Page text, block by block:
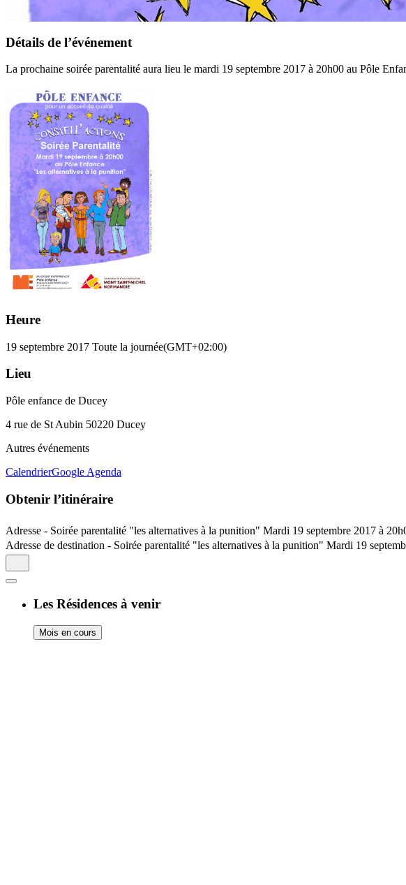
Détails de l’événement
La prochaine soirée parentalité aura lieu le mardi 19 septembre 2017 à 20h00 au Pôle
Heure
19 septembre 2017 Toute la journée(GMT+02:00)
Lieu
Pôle enfance de Ducey
4 rue de St Aubin 50220 Ducey
Autres événements
CalendrierGoogle Agenda
Obtenir l’itinéraire
Adresse - Soirée parentalité "les alternatives à la punition" Mardi 19 septembre 2017 à
Adresse de destination - Soirée parentalité "les alternatives à la punition" Mardi 19
Les Résidences à venir
Mois en cours